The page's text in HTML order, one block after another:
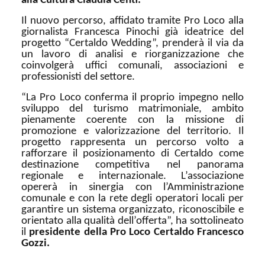
Il nuovo percorso, affidato tramite Pro Loco alla
giornalista Francesca Pinochi già ideatrice del
progetto “Certaldo Wedding”, prenderà il via da
un lavoro di analisi e riorganizzazione che
coinvolgerà uffici comunali, associazioni e
professionisti del settore.
“La Pro Loco conferma il proprio impegno nello
sviluppo del turismo matrimoniale, ambito
pienamente coerente con la missione di
promozione e valorizzazione del territorio. Il
progetto rappresenta un percorso volto a
rafforzare il posizionamento di Certaldo come
destinazione competitiva nel panorama
regionale e internazionale. L’associazione
opererà in sinergia con l’Amministrazione
comunale e con la rete degli operatori locali per
garantire un sistema organizzato, riconoscibile e
orientato alla qualità dell’offerta”, ha sottolineato
il presidente della Pro Loco Certaldo Francesco
Gozzi.